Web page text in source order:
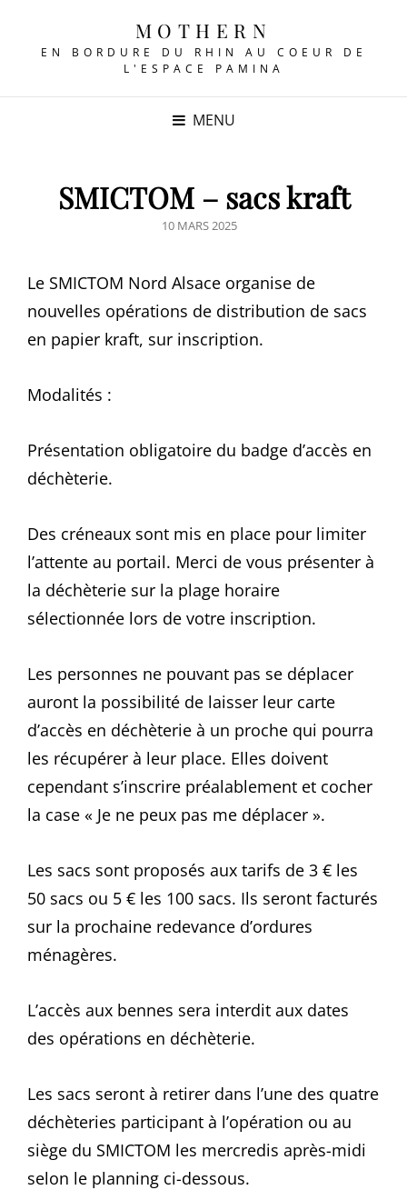
MOTHERN
EN BORDURE DU RHIN AU COEUR DE
L'ESPACE PAMINA
MENU
SMICTOM – sacs kraft
POSTED
10 MARS 2025
Le SMICTOM Nord Alsace organise de
nouvelles opérations de distribution de sacs
en papier kraft, sur inscription.
Modalités :
Présentation obligatoire du badge d’accès en
déchèterie.
Des créneaux sont mis en place pour limiter
l’attente au portail. Merci de vous présenter à
la déchèterie sur la plage horaire
sélectionnée lors de votre inscription.
Les personnes ne pouvant pas se déplacer
auront la possibilité de laisser leur carte
d’accès en déchèterie à un proche qui pourra
les récupérer à leur place. Elles doivent
cependant s’inscrire préalablement et cocher
la case « Je ne peux pas me déplacer ».
Les sacs sont proposés aux tarifs de 3 € les
50 sacs ou 5 € les 100 sacs. Ils seront facturés
sur la prochaine redevance d’ordures
ménagères.
L’accès aux bennes sera interdit aux dates
des opérations en déchèterie.
Les sacs seront à retirer dans l’une des quatre
déchèteries participant à l’opération ou au
siège du SMICTOM les mercredis après-midi
selon le planning ci-dessous.